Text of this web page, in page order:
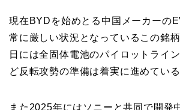
現在BYDを始めとる中国メーカーの
常に厳しい状況となっているこの銘
日には全固体電池のパイロットライ
ど反転攻勢の準備は着実に進めている
また2025年にはソニーと共同で開発